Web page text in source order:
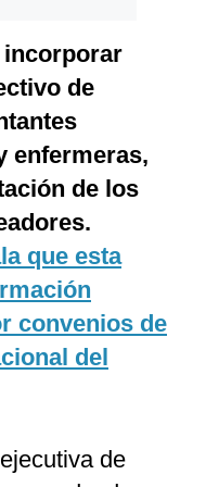
incorporar
de
enfermeras,
de los
que esta
convenios de
del
de